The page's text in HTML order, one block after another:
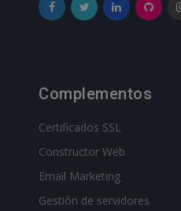
Complementos
Certificados SSL
Constructor Web
Email Marketing
Gestión de servidores